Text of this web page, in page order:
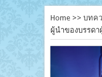
Home>> บทค
ผู้นำของบรรด